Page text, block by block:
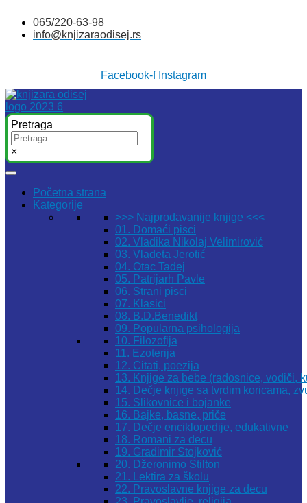
sadržaj
065/220-63-98
info@knjizaraodisej.rs
Facebook-f Instagram
Pretraga
×
Početna strana
Kategorije
>>> Najprodavanije knjige <<<
01. Domaći pisci
02. Vladika Nikolaj Velimirović
03. Vladeta Jerotić
04. Otac Tadej
05. Patrijarh Pavle
06. Strani pisci
07. Klasici
08. B.D.Benedikt
09. Popularna psihologija
10. Filozofija
11. Ezoterija
12. Citati, poezija
13. Knjige za bebe (radosnice, vodiči,
14. Dečje knjige sa tvrdim koricama,
15. Slikovnice i bojanke
16. Bajke, basne, priče
17. Dečje enciklopedije, edukativne
18. Romani za decu
19. Gradimir Stojković
20. Džeronimo Stilton
21. Lektira za školu
22. Pravoslavne knjige za decu